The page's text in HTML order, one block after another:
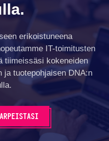
erikoistuneena
IT-toimitusten
tiimeissäsi kokeneiden
ja tuotepohjaisen DNA:n